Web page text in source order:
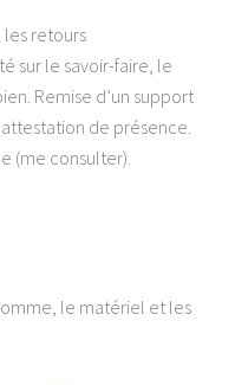
les retours
sur le savoir-faire, le
Remise d’un support
de présence.
(me consulter).
le matériel et les